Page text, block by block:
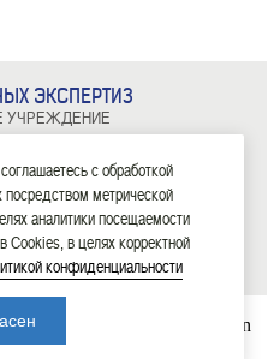
ЭКСПЕРТИЗ
УЧРЕЖДЕНИЕ
ДОКУМЕНТЫ|О НАС|КОНТАКТЫ
экспертиз»
and client library minor version
in
с обработкой
метрической
аналитики посещаемости
Cookies, в целях корректной
конфиденциальности